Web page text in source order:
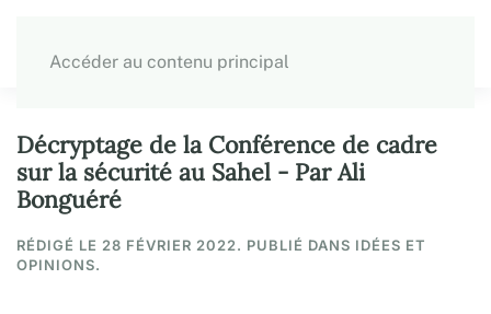
Accéder au contenu principal
Décryptage de la Conférence de cadre
sur la sécurité au Sahel - Par Ali
Bonguéré
RÉDIGÉ LE 28 FÉVRIER 2022. PUBLIÉ DANS IDÉES ET
OPINIONS.